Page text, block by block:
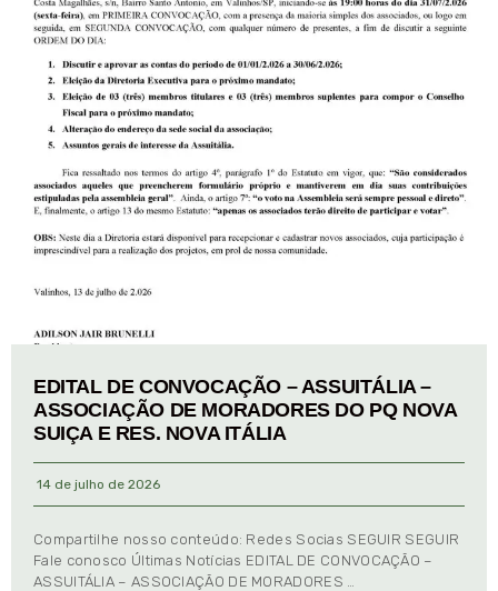
EDITAL DE CONVOCAÇÃO – ASSUITÁLIA –
ASSOCIAÇÃO DE MORADORES DO PQ NOVA
SUIÇA E RES. NOVA ITÁLIA
14 de julho de 2026
Compartilhe nosso conteúdo: Redes Socias SEGUIR SEGUIR
Fale conosco Últimas Notícias EDITAL DE CONVOCAÇÃO –
ASSUITÁLIA – ASSOCIAÇÃO DE MORADORES …